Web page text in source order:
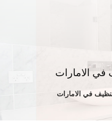
الامارات
في الامارات